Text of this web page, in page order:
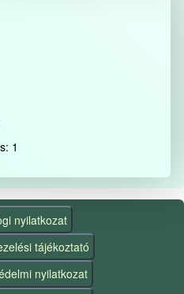
1
nyilatkozat
tájékoztató
nyilatkozat